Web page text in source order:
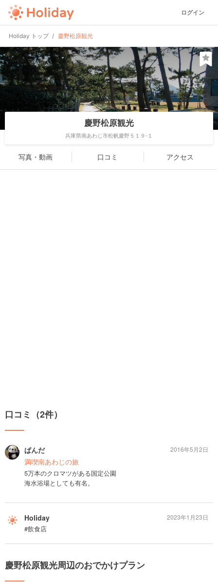
ログイン
Holiday トップ 慶野松原観光
慶野松原観光
兵庫県南あわじ市松帆慶野５１９-１
写真・動画 口コミ アクセス
口コミ（2件）
ぱんだ
満喫南あわじの旅
5万本のクロマツがある国定公園
海水浴場としても有名。
2016年5月2日
Holiday
#飲食店
2023年1月23日
慶野松原観光周辺のおでかけプラン